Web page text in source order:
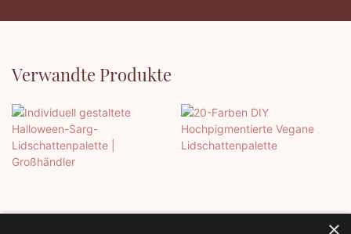
Verwandte Produkte